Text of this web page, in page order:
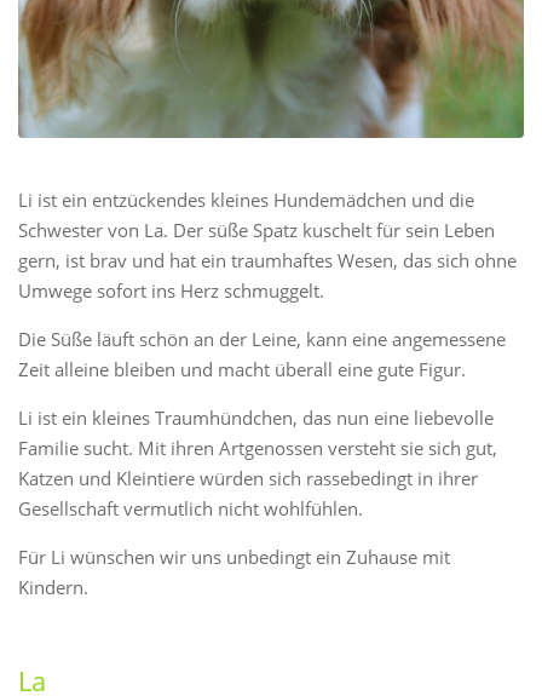
Li ist ein entzückendes kleines Hundemädchen und die
Schwester von La. Der süße Spatz kuschelt für sein Leben
gern, ist brav und hat ein traumhaftes Wesen, das sich ohne
Umwege sofort ins Herz schmuggelt.
Die Süße läuft schön an der Leine, kann eine angemessene
Zeit alleine bleiben und macht überall eine gute Figur.
Li ist ein kleines Traumhündchen, das nun eine liebevolle
Familie sucht. Mit ihren Artgenossen versteht sie sich gut,
Katzen und Kleintiere würden sich rassebedingt in ihrer
Gesellschaft vermutlich nicht wohlfühlen.
Für Li wünschen wir uns unbedingt ein Zuhause mit
Kindern.
La